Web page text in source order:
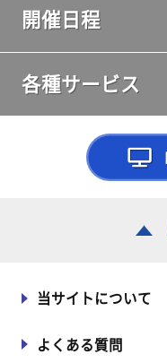
開催日程
各種サービス
当サイトについて
よくある質問